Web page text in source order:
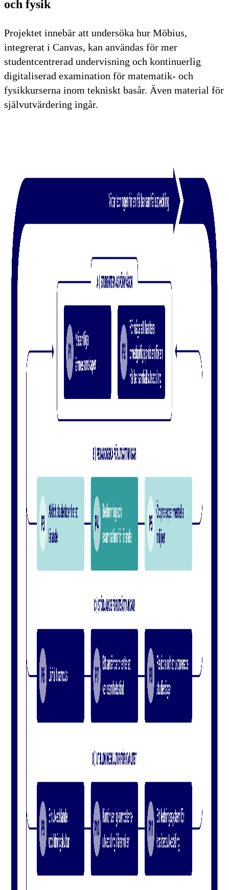
och fysik
Projektet innebär att undersöka hur Möbius,
integrerat i Canvas, kan användas för mer
studentcentrerad undervisning och kontinuerlig
digitaliserad examination för matematik- och
fysikkurserna inom tekniskt basår. Även material för
självutvärdering ingår.